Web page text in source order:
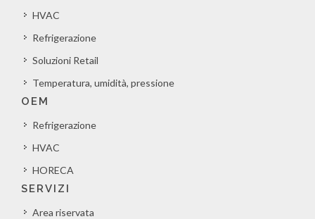
HVAC
Refrigerazione
Soluzioni Retail
Temperatura, umidità, pressione
OEM
Refrigerazione
HVAC
HORECA
SERVIZI
Area riservata